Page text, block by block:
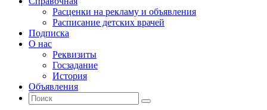
Расценки на рекламу и объявления
Расписание детских врачей
Подписка
О нас
Реквизиты
Госзадание
История
Объявления
Поиск
Искать:
Поиск